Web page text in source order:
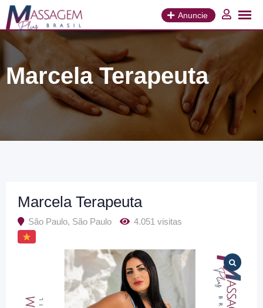
para
conteúdo
Anuncie
Marcela Terapeuta
Marcela Terapeuta
São Paulo, São Paulo 4.051 visitas